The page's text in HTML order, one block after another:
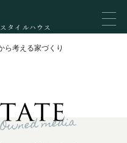
タイルハウス
ら考える家づくり